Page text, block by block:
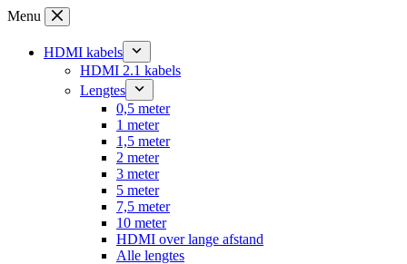
Ga
inhoud
Menu
HDMI kabels
HDMI 2.1 kabels
Lengtes
0,5 meter
1 meter
1,5 meter
2 meter
3 meter
5 meter
7,5 meter
10 meter
HDMI over lange afstand
Alle lengtes